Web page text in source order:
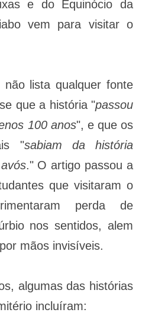
e do Equinócio da
vem para visitar o
lista qualquer fonte
que a história "passou
100 anos", e que os
"sabiam da história
." O artigo passou a
que visitaram o
perda de
nos sentidos, alem
mãos invisíveis.
algumas das histórias
incluíram: